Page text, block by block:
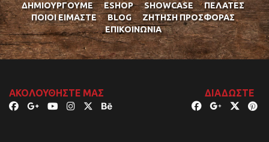
ΔΗΜΙΟΥΡΓΟΎΜΕ ESHOP SHOWCASE
ΠΕΛΆΤΕΣ
ΠΟΙΟΊ ΕΊΜΑΣΤΕ
BLOG
ΖΉΤΗΣΗ ΠΡΟΣΦΟΡΆΣ
ΕΠΙΚΟΙΝΩΝΊΑ
ΑΚΟΛΟΥΘΉΣΤΕ ΜΑΣ ΔΙΑΔΏΣΤΕ